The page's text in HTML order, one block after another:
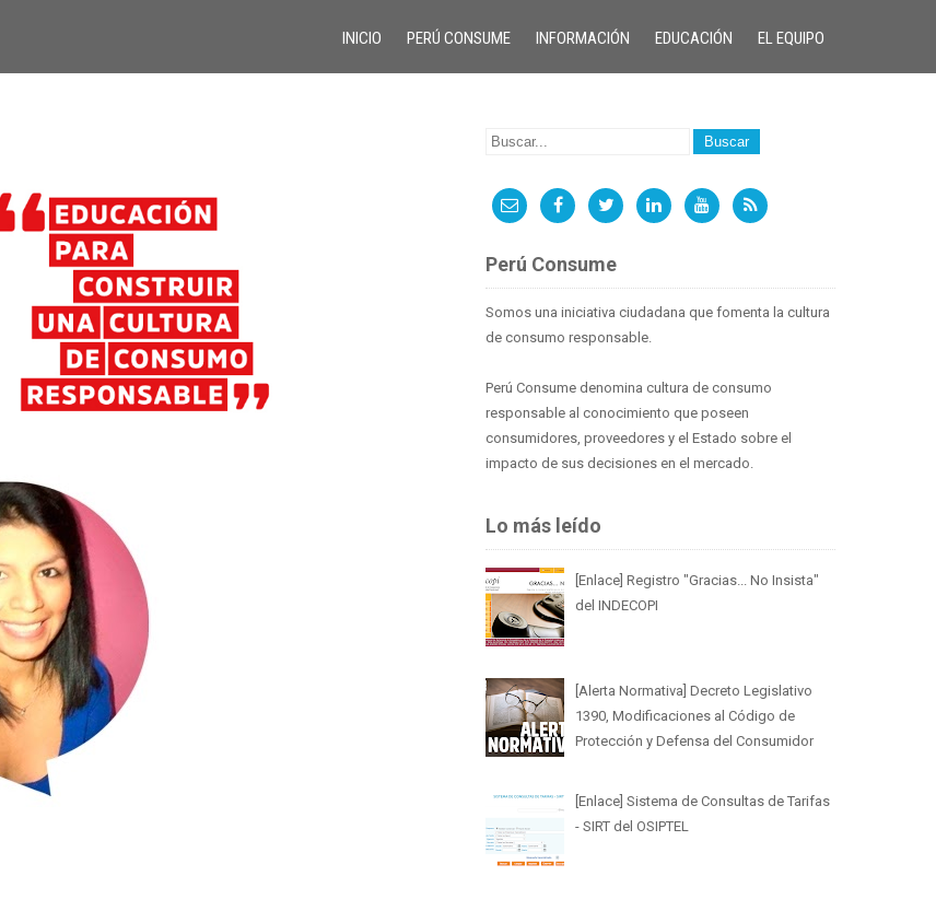
INICIO PERÚ CONSUME INFORMACIÓN EDUCACIÓN EL EQUIPO
Perú Consume
Somos una iniciativa ciudadana que fomenta la cultura
de consumo responsable.
Perú Consume denomina cultura de consumo
responsable al conocimiento que poseen
consumidores, proveedores y el Estado sobre el
impacto de sus decisiones en el mercado.
Lo más leído
[Enlace] Registro "Gracias... No Insista"
del INDECOPI
[Alerta Normativa] Decreto Legislativo
1390, Modificaciones al Código de
Protección y Defensa del Consumidor
[Enlace] Sistema de Consultas de Tarifas
- SIRT del OSIPTEL